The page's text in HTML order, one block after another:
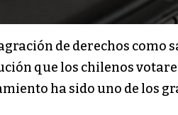
de derechos como
que los chilenos
ha sido uno de los